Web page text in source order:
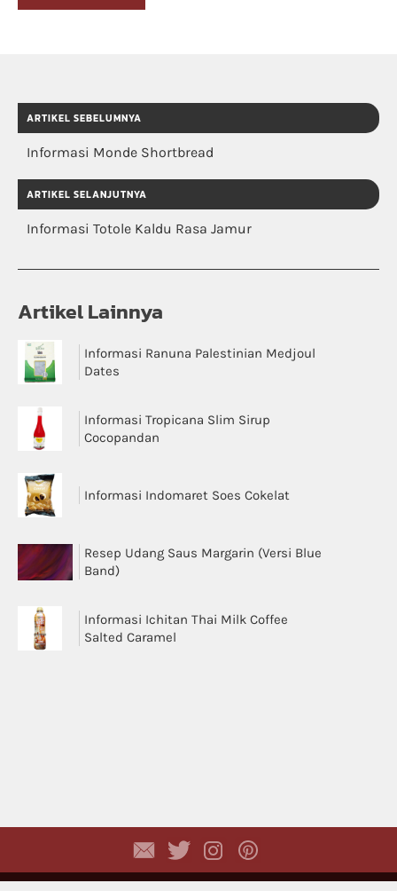
ARTIKEL SEBELUMNYA
Informasi Monde Shortbread
ARTIKEL SELANJUTNYA
Informasi Totole Kaldu Rasa Jamur
Artikel Lainnya
Informasi Ranuna Palestinian Medjoul
Dates
Informasi Tropicana Slim Sirup
Cocopandan
Informasi Indomaret Soes Cokelat
Resep Udang Saus Margarin (Versi Blue
Band)
Informasi Ichitan Thai Milk Coffee
Salted Caramel